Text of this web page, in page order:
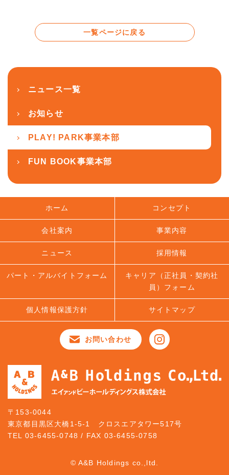
一覧ページに戻る
ニュース一覧
お知らせ
PLAY! PARK事業本部
FUN BOOK事業本部
〒153-0044
東京都目黒区大橋1-5-1 クロスエアタワー517号
TEL 03-6455-0748 / FAX 03-6455-0758
© A&B Holdings co.,ltd.
ホーム コンセプト
会社案内 事業内容
ニュース 採用情報
パート・アルバイトフォーム
キャリア（正社員・契約社
員）フォーム
個人情報保護方針 サイトマップ
お問い合わせ